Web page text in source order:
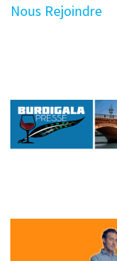
Nous Rejoindre